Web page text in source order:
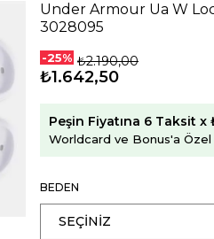
Under Armour Ua W
3028095
-25% ₺2.190,00
₺1.642,50
Peşin Fiyatına 6 Taksit x
Worldcard ve Bonus'a Özel
BEDEN